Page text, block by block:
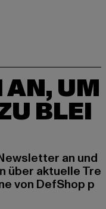
AN, UM
BLEI
an und
über aktuelle Tre
von DefShop p